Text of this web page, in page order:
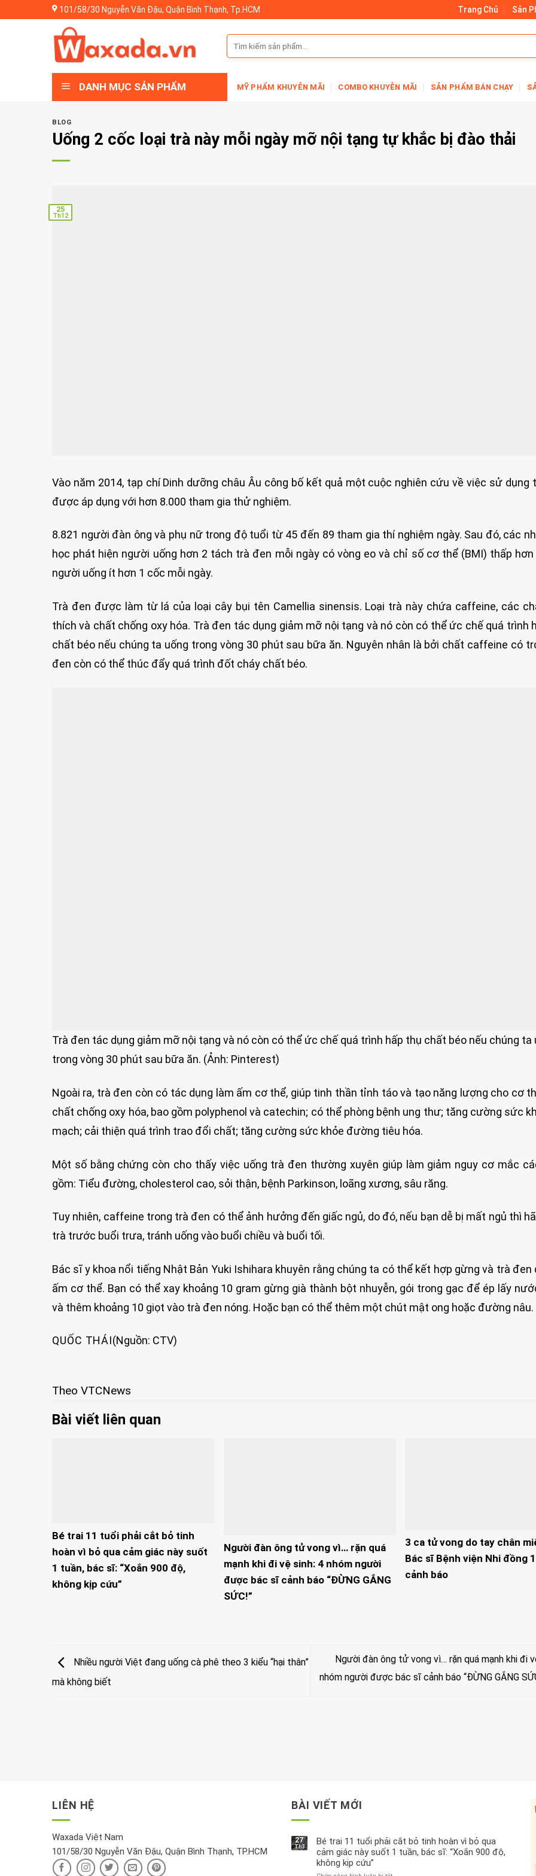
to
101/58/30 Nguyễn Văn Đậu, Quận Bình Thạnh, Tp.HCM Trang Chủ Sản
Tìm
kiếm:
DANH MỤC SẢN PHẨM MỸ PHẨM KHUYỄN MÃI COMBO KHUYỄN MÃI SẢN PHẨM BÁN CHẠY
BLOG
Uống 2 cốc loại trà này mỗi ngày mỡ nội tạng tự khắc bị đào thải
25
Th12
Vào năm 2014, tạp chí Dinh dưỡng châu Âu công bố kết quả một cuộc nghiên cứu về việc sử dụng
được áp dụng với hơn 8.000 tham gia thử nghiệm.
8.821 người đàn ông và phụ nữ trong độ tuổi từ 45 đến 89 tham gia thí nghiệm ngày. Sau đó, các
học phát hiện người uống hơn 2 tách trà đen mỗi ngày có vòng eo và chỉ số cơ thể (BMI) thấp hơn
người uống ít hơn 1 cốc mỗi ngày.
Trà đen được làm từ lá của loại cây bụi tên Camellia sinensis. Loại trà này chứa caffeine, các
thích và chất chống oxy hóa. Trà đen tác dụng giảm mỡ nội tạng và nó còn có thể ức chế quá trình
chất béo nếu chúng ta uống trong vòng 30 phút sau bữa ăn. Nguyên nhân là bởi chất caffeine có
đen còn có thể thúc đẩy quá trình đốt cháy chất béo.
Trà đen tác dụng giảm mỡ nội tạng và nó còn có thể ức chế quá trình hấp thụ chất béo nếu chúng ta
trong vòng 30 phút sau bữa ăn. (Ảnh: Pinterest)
Ngoài ra, trà đen còn có tác dụng làm ấm cơ thể, giúp tinh thần tỉnh táo và tạo năng lượng cho cơ
chất chống oxy hóa, bao gồm polyphenol và catechin; có thể phòng bệnh ung thư; tăng cường sức
mạch; cải thiện quá trình trao đổi chất; tăng cường sức khỏe đường tiêu hóa.
Một số bằng chứng còn cho thấy việc uống trà đen thường xuyên giúp làm giảm nguy cơ mắc
gồm: Tiểu đường, cholesterol cao, sỏi thận, bệnh Parkinson, loãng xương, sâu răng.
Tuy nhiên, caffeine trong trà đen có thể ảnh hưởng đến giấc ngủ, do đó, nếu bạn dễ bị mất ngủ thì
trà trước buổi trưa, tránh uống vào buổi chiều và buổi tối.
Bác sĩ y khoa nổi tiếng Nhật Bản Yuki Ishihara khuyên rằng chúng ta có thể kết hợp gừng và trà đen
ấm cơ thể. Bạn có thể xay khoảng 10 gram gừng già thành bột nhuyễn, gói trong gạc để ép lấy
và thêm khoảng 10 giọt vào trà đen nóng. Hoặc bạn có thể thêm một chút mật ong hoặc đường nâu.
QUỐC THÁI(Nguồn: CTV)
Theo VTCNews
Bài viết liên quan
Bé trai 11 tuổi phải cắt bỏ tinh
hoàn vì bỏ qua cảm giác này suốt
1 tuần, bác sĩ: “Xoắn 900 độ,
không kịp cứu”
Người đàn ông tử vong vì… rặn quá
mạnh khi đi vệ sinh: 4 nhóm người
được bác sĩ cảnh báo “ĐỪNG GẮNG
SỨC!”
3 ca tử vong do tay chân
Bác sĩ Bệnh viện Nhi đồng
cảnh báo
Nhiều người Việt đang uống cà phê theo 3 kiểu “hại thân”
mà không biết
Người đàn ông tử vong vì… rặn quá mạnh khi đi
nhóm người được bác sĩ cảnh báo “ĐỪNG GẮNG
LIÊN HỆ
Waxada Việt Nam
101/58/30 Nguyễn Văn Đậu, Quận Bình Thạnh, TP.HCM
BÀI VIẾT MỚI
27
Th3
Bé trai 11 tuổi phải cắt bỏ tinh hoàn vì bỏ qua
cảm giác này suốt 1 tuần, bác sĩ: “Xoắn 900 độ,
không kịp cứu”